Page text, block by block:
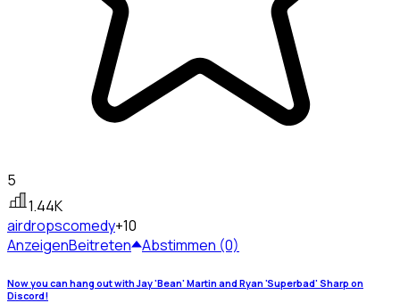
5
1.44K
airdropscomedy+10
AnzeigenBeitreten Abstimmen (0)
Now you can hang out with Jay 'Bean' Martin and Ryan 'Superbad' Sharp on
Discord!